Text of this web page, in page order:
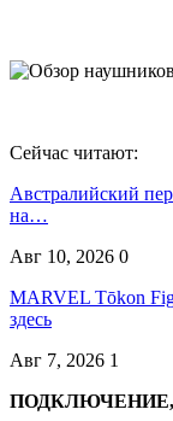
Сейчас читают:
Австралийский
на…
Авг 10, 2026 0
MARVEL Tōkon
здесь
Авг 7, 2026 1